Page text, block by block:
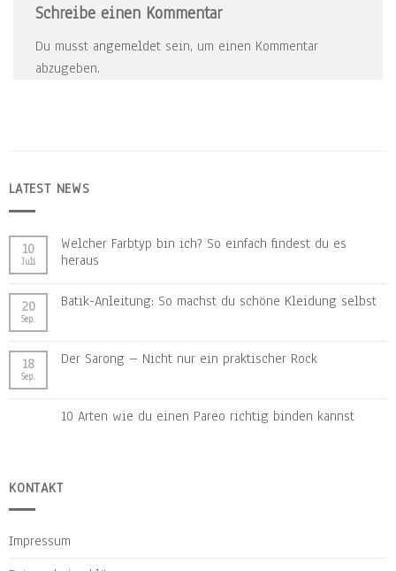
Schreibe einen Kommentar
Du musst angemeldet sein, um einen Kommentar
abzugeben.
LATEST NEWS
10
Juli
Welcher Farbtyp bin ich? So einfach findest du es
heraus
20
Sep.
Batik-Anleitung: So machst du schöne Kleidung selbst
18
Sep.
Der Sarong – Nicht nur ein praktischer Rock
10 Arten wie du einen Pareo richtig binden kannst
KONTAKT
Impressum